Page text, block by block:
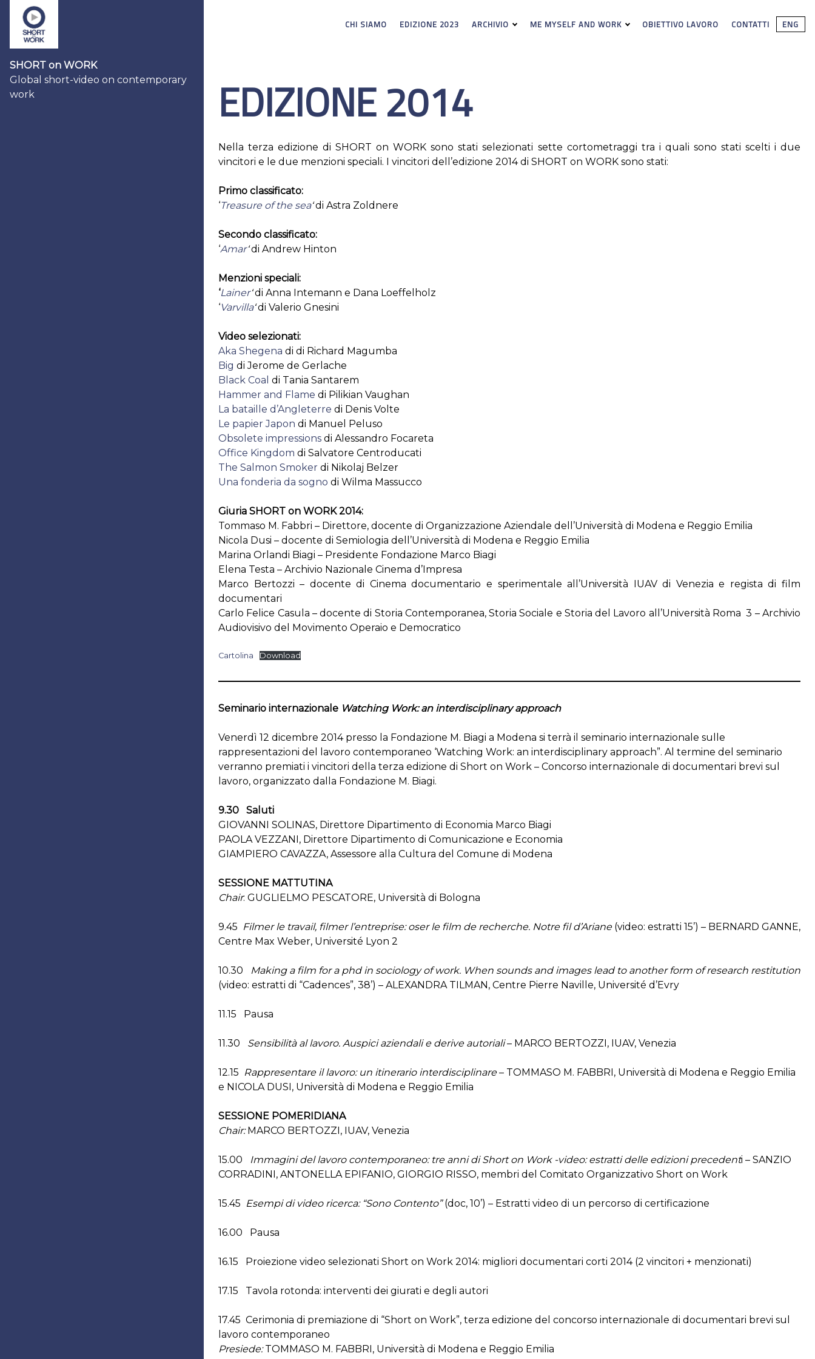
CHI SIAMO EDIZIONE 2023 ARCHIVIO ME MYSELF AND WORK OBIETTIVO LAVORO CONTATTI ENG
SHORT on WORK
Global short-video on contemporary
work
EDIZIONE 2014
Nella terza edizione di SHORT on WORK sono stati selezionati sette cortometraggi tra i quali sono stati scelti i due
vincitori e le due menzioni speciali. I vincitori dell’edizione 2014 di SHORT on WORK sono stati:
Primo classificato:
‘Treasure of the sea‘di Astra Zoldnere
Secondo classificato:
‘Amar‘di Andrew Hinton
Menzioni speciali:
‘Lainer‘di Anna Intemann e Dana Loeffelholz
‘Varvilla‘di Valerio Gnesini
Video selezionati:
Aka Shegena di di Richard Magumba
Big di Jerome de Gerlache
Black Coal di Tania Santarem
Hammer and Flame di Pilikian Vaughan
La bataille d’Angleterre di Denis Volte
Le papier Japon di Manuel Peluso
Obsolete impressions di Alessandro Focareta
Office Kingdom di Salvatore Centroducati
The Salmon Smoker di Nikolaj Belzer
Una fonderia da sogno di Wilma Massucco
Giuria SHORT on WORK 2014:
Tommaso M. Fabbri – Direttore, docente di Organizzazione Aziendale dell’Università di Modena e Reggio Emilia
Nicola Dusi – docente di Semiologia dell’Università di Modena e Reggio Emilia
Marina Orlandi Biagi – Presidente Fondazione Marco Biagi
Elena Testa – Archivio Nazionale Cinema d’Impresa
Marco Bertozzi – docente di Cinema documentario e sperimentale all’Università IUAV di Venezia e regista di film
documentari
Carlo Felice Casula – docente di Storia Contemporanea, Storia Sociale e Storia del Lavoro all’Università Roma 3 – Archivio
Audiovisivo del Movimento Operaio e Democratico
Cartolina Download
Seminario internazionale Watching Work: an interdisciplinary approach
Venerdì 12 dicembre 2014 presso la Fondazione M. Biagi a Modena si terrà il seminario internazionale sulle
rappresentazioni del lavoro contemporaneo ‘Watching Work: an interdisciplinary approach”. Al termine del seminario
verranno premiati i vincitori della terza edizione di Short on Work – Concorso internazionale di documentari brevi sul
lavoro, organizzato dalla Fondazione M. Biagi.
9.30 Saluti
GIOVANNI SOLINAS, Direttore Dipartimento di Economia Marco Biagi
PAOLA VEZZANI, Direttore Dipartimento di Comunicazione e Economia
GIAMPIERO CAVAZZA, Assessore alla Cultura del Comune di Modena
SESSIONE MATTUTINA
Chair: GUGLIELMO PESCATORE, Università di Bologna
9.45 Filmer le travail, filmer l’entreprise: oser le film de recherche. Notre fil d’Ariane(video: estratti 15’) – BERNARD GANNE,
Centre Max Weber, Université Lyon 2
10.30
Making a film for a phd in sociology of work. When sounds and images lead to another form of research restitution
(video: estratti di “Cadences”, 38’) – ALEXANDRA TILMAN, Centre Pierre Naville, Université d’Evry
11.15 Pausa
11.30 Sensibilità al lavoro. Auspici aziendali e derive autoriali– MARCO BERTOZZI, IUAV, Venezia
12.15 Rappresentare il lavoro: un itinerario interdisciplinare– TOMMASO M. FABBRI, Università di Modena e Reggio Emilia
e NICOLA DUSI, Università di Modena e Reggio Emilia
SESSIONE POMERIDIANA
Chair:MARCO BERTOZZI, IUAV, Venezia
15.00 Immagini del lavoro contemporaneo: tre anni di Short on Work -video: estratti delle edizioni precedenti – SANZIO
CORRADINI, ANTONELLA EPIFANIO, GIORGIO RISSO, membri del Comitato Organizzativo Short on Work
15.45 Esempi di video ricerca: “Sono Contento”(doc, 10’) – Estratti video di un percorso di certificazione
16.00 Pausa
16.15 Proiezione video selezionati Short on Work 2014: migliori documentari corti 2014 (2 vincitori + menzionati)
17.15 Tavola rotonda: interventi dei giurati e degli autori
17.45 Cerimonia di premiazione di “Short on Work”, terza edizione del concorso internazionale di documentari brevi sul
lavoro contemporaneo
Presiede:TOMMASO M. FABBRI, Università di Modena e Reggio Emilia